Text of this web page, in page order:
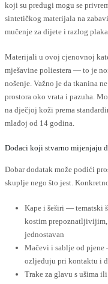
koji su predugi mogu se
sintetičkog materijala na
mučenje za dijete i razlog
Materijali u ovoj cjenovnoj
mješavine poliestera — to je
nošenje. Važno je da tkanina
prostora oko vrata i pazuha.
na dječjoj koži prema
mlađoj od 14 godina.
Dodaci koji stvarno mijenjaju
Dobar dodatak može podići
skuplje nego što jest.
Kape i šeširi — tematski
kostim prepoznatljivijim,
jednostavan
Mačevi i sablje od
ozljeđuju pri kontaktu i
Trake za glavu s ušima